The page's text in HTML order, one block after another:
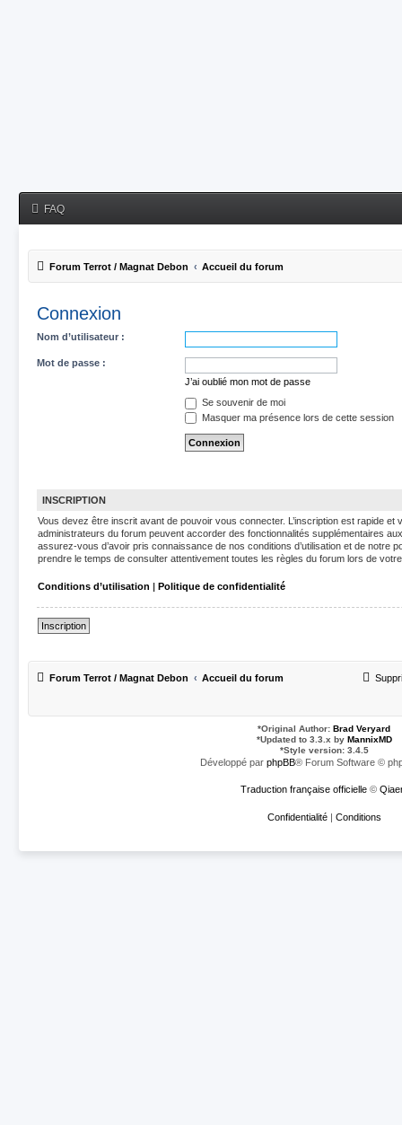
FAQ
Forum Terrot / Magnat Debon Accueil du forum
Connexion
Nom d’utilisateur :
Mot de passe :
J’ai oublié mon mot de passe
Se souvenir de moi
Masquer ma présence lors de cette session
INSCRIPTION
Vous devez être inscrit avant de pouvoir vous connecter. L’inscription est rapide
administrateurs du forum peuvent accorder des fonctionnalités supplémentaires
assurez-vous d’avoir pris connaissance de nos conditions d’utilisation et de notre
prendre le temps de consulter attentivement toutes les règles du forum lors de
Conditions d’utilisation | Politique de confidentialité
Inscription
Forum Terrot / Magnat Debon Accueil du forum
*Original Author: Brad Veryard
*Updated to 3.3.x by MannixMD
*Style version: 3.4.5
Développé par phpBB® Forum Software ©
Traduction française officielle©
Confidentialité | Conditions